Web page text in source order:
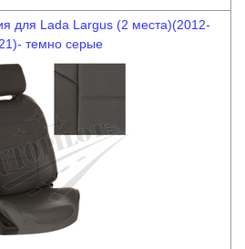
для Lada Largus (2 места)(2012-
темно серые